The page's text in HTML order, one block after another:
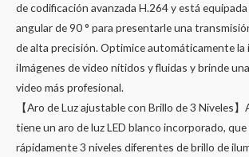
de codificación avanzada H.264 y está
angular de 90 ° para presentarle una
de alta precisión. Optimice automáticamente la
iImágenes de video nítidos y fluidas y brinde
video más profesional.
【Aro de Luz ajustable con Brillo de 3 Niveles
tiene un aro de luz LED blanco incorporado,
rápidamente 3 niveles diferentes de brillo de